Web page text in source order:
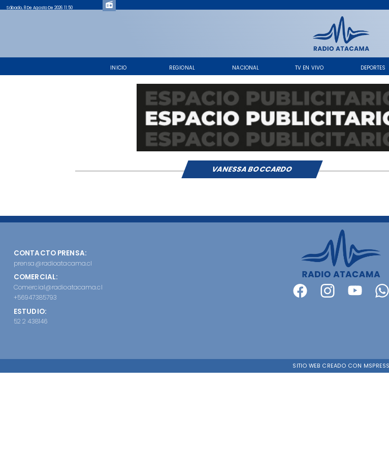
INICIO REGIONAL NACIONAL TV EN VIVO DEPORTES
Sábado, 8 De Agosto De 2026 11:50
VANESSA BOCCARDO
SITIO WEB CREADO CON MSPRESS
CONTACTO PRENSA:
COMERCIAL:
+56947385793
prensa@radioatacama.cl
Comercial@radioatacama.cl
ESTUDIO:
52 2 438146